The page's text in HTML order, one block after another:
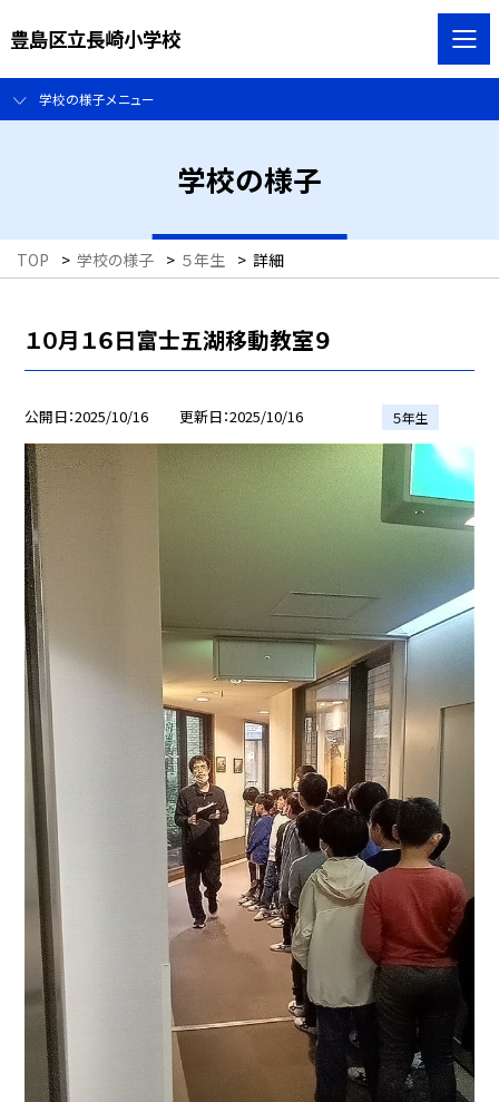
豊島区立長崎小学校
学校の様子メニュー
学校の様子
TOP > 学校の様子 > ５年生 > 詳細
１０月１６日富士五湖移動教室９
公開日 2025/10/16 更新日 2025/10/16 ５年生